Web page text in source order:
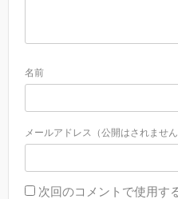
名前
メールアドレス（公開はされません
次回のコメントで使用す